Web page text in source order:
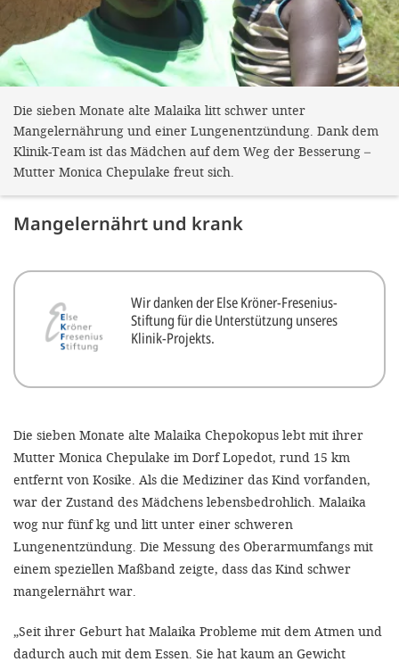
Die sieben Monate alte Malaika litt schwer unter
Mangelernährung und einer Lungenentzündung. Dank dem
Klinik-Team ist das Mädchen auf dem Weg der Besserung –
Mutter Monica Chepulake freut sich.
Mangelernährt und krank
Wir danken der Else Kröner-Fresenius-
Stiftung für die Unterstützung unseres
Klinik-Projekts.
Die sieben Monate alte Malaika Chepokopus lebt mit ihrer
Mutter Monica Chepulake im Dorf Lopedot, rund 15 km
entfernt von Kosike. Als die Mediziner das Kind vorfanden,
war der Zustand des Mädchens lebensbedrohlich. Malaika
wog nur fünf kg und litt unter einer schweren
Lungenentzündung. Die Messung des Oberarmumfangs mit
einem speziellen Maßband zeigte, dass das Kind schwer
mangelernährt war.
„Seit ihrer Geburt hat Malaika Probleme mit dem Atmen und
dadurch auch mit dem Essen. Sie hat kaum an Gewicht